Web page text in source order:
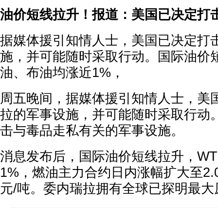
油价短线拉升！报道：美国已决定打
据媒体援引知情人士，美国已决定打
施，并可能随时采取行动。国际油价
油、布油均涨近1%，
周五晚间，据媒体援引知情人士，美
拉的军事设施，并可能随时采取行动
击与毒品走私有关的军事设施。
消息发布后，国际油价短线拉升，
1%，燃油主力合约日内涨幅扩大至
元/吨。委内瑞拉拥有全球已探明最